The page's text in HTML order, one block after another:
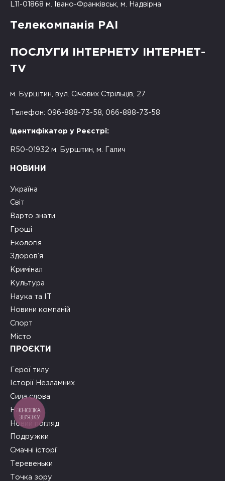
L11-01868 м. Івано-Франківськ, м. Надвірна
Телекомпанія РАІ
ПОСЛУГИ ІНТЕРНЕТУ ІНТЕРНЕТ-
TV
м. Бурштин, вул. Січових Стрільців, 27
Телефон: 096-888-73-58, 066-888-73-58
Ідентифікатор у Реєстрі:
R50-01932 м. Бурштин, м. Галич
НОВИНИ
Україна
Світ
Варто знати
Гроші
Екологія
Здоров’я
Кримінал
Культура
Наука та ІТ
Новини компаній
Спорт
Місто
ПРОЄКТИ
Герої тилу
Історії Незламних
Сила слова
На часі
Новий погляд
Подружки
Смачні історії
Теревеньки
Точка зору
КНОПКА
ЗВ'ЯЗКУ